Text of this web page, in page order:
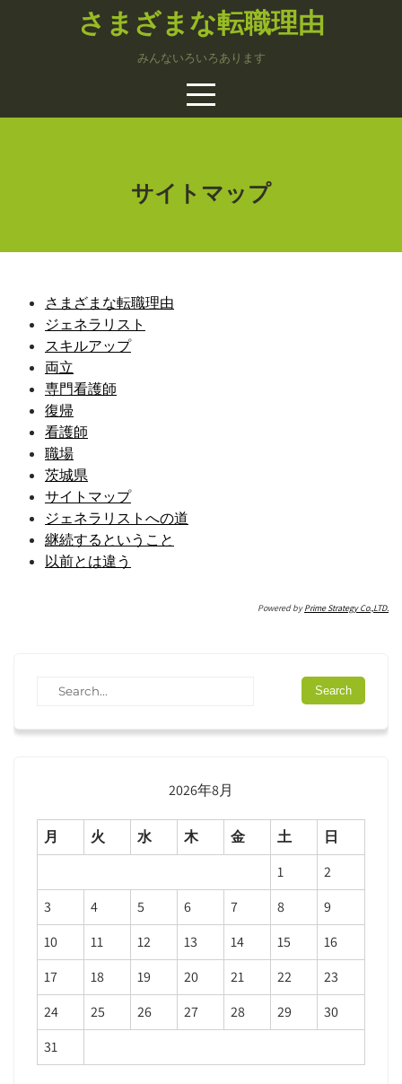
さまざまな転職理由
みんないろいろあります
サイトマップ
さまざまな転職理由
ジェネラリスト
スキルアップ
両立
専門看護師
復帰
看護師
職場
茨城県
サイトマップ
ジェネラリストへの道
継続するということ
以前とは違う
Powered byPrime Strategy Co.,LTD.
2026年8月
月 火 水 木 金 土
日
1
2
3
4 5 6 7 8
9
10
11 12 13 14 15
16
17
18 19 20 21 22
23
24
25 26 27 28 29
30
31